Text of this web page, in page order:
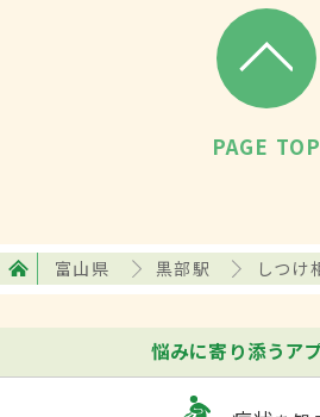
PAGE TOP
富山県 黒部駅 しつけ
悩みに寄り添うア